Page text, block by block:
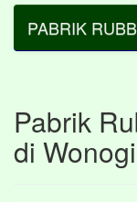
PABRIK
Pabrik
di